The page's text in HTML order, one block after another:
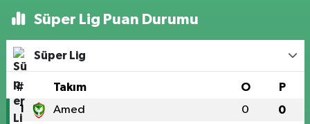
Süper Lig Puan Durumu
Süper Lig
# Takım O P
1 Amed 0 0